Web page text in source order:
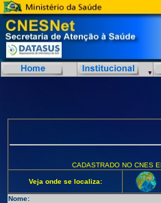
CADASTRADO NO CNES
Veja onde se localiza:
Nome: